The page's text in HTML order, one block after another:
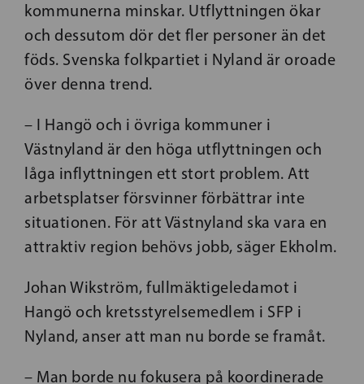
kommunerna minskar. Utflyttningen ökar
och dessutom dör det fler personer än det
föds. Svenska folkpartiet i Nyland är oroade
över denna trend.
– I Hangö och i övriga kommuner i
Västnyland är den höga utflyttningen och
låga inflyttningen ett stort problem. Att
arbetsplatser försvinner förbättrar inte
situationen. För att Västnyland ska vara en
attraktiv region behövs jobb, säger Ekholm.
Johan Wikström, fullmäktigeledamot i
Hangö och kretsstyrelsemedlem i SFP i
Nyland, anser att man nu borde se framåt.
– Man borde nu fokusera på koordinerade